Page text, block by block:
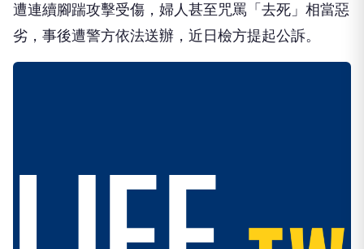
遭連續腳踹攻擊受傷，婦人甚至咒罵「去死」相當惡
劣，事後遭警方依法送辦，近日檢方提起公訴。